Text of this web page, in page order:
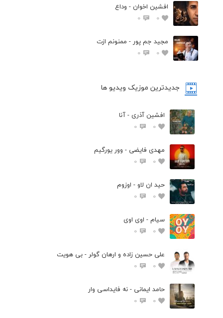
افشين اخوان - وداع
0
0
مجید جم پور - ممنونم ازت
0
0
جدیدترین موزیک ویدیو ها
افشین آذری - آنا
0
0
مهدی فایضی - وور یورگیم
0
0
حید ان لاو - اوزوم
0
0
سیام - اوی اوی
0
0
علی حسین زاده و ارهان گولر - بی هویت
0
0
حامد ایمانی - نه فایداسی وار
0
0